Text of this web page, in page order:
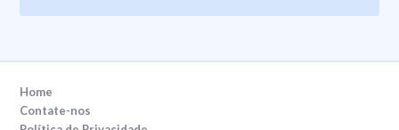
Home
Contate-nos